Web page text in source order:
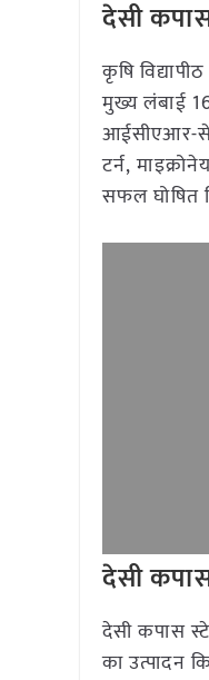
देसी
कृषि
मुख्य लंबाई
आईसीएआर-
टर्न,
सफल घोषित
देसी
देसी कपास
का उत्पादन